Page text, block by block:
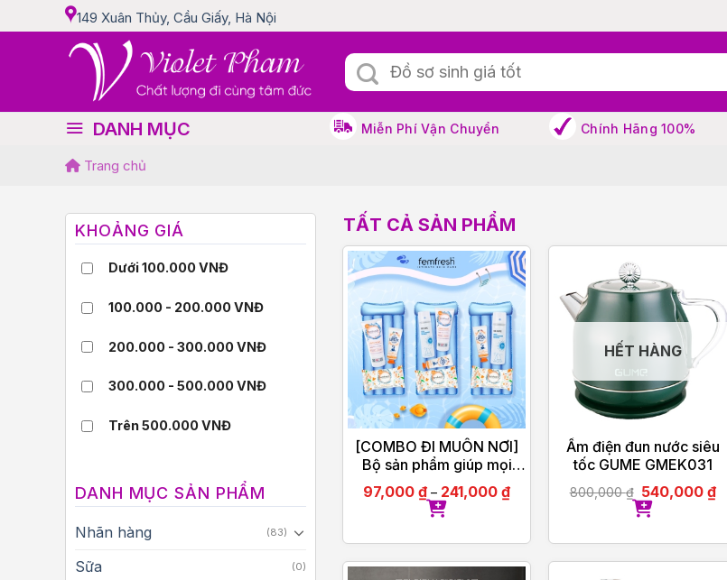
to
149 Xuân Thủy, Cầu Giấy, Hà Nội
Tìm
kiếm:
DANH MỤC Miễn Phí Vận Chuyển Chính Hãng 100%
Trang chủ
KHOẢNG GIÁ
Dưới 100.000 VNĐ
100.000 - 200.000 VNĐ
200.000 - 300.000 VNĐ
300.000 - 500.000 VNĐ
Trên 500.000 VNĐ
DANH MỤC SẢN PHẨM
Nhãn hàng (83)
Sữa (0)
TẤT CẢ SẢN PHẨM
[COMBO ĐI MUÔN NƠI]
Bộ sản phẩm giúp mọi
người thuận tiện đi lại,
thuận tiện dễ dàng mang
đi du lịch, công tác
97,000₫ – 241,000₫
HẾT HÀNG
Ấm điện đun nước siêu
tốc GUME GMEK031
800,000₫ 540,000 ₫